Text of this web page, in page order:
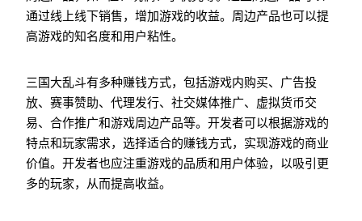
通过线上线下销售，增加游戏的收益。周边产品也可以提
高游戏的知名度和用户粘性。
三国大乱斗有多种赚钱方式，包括游戏内购买、广告投
放、赛事赞助、代理发行、社交媒体推广、虚拟货币交
易、合作推广和游戏周边产品等。开发者可以根据游戏的
特点和玩家需求，选择适合的赚钱方式，实现游戏的商业
价值。开发者也应注重游戏的品质和用户体验，以吸引更
多的玩家，从而提高收益。